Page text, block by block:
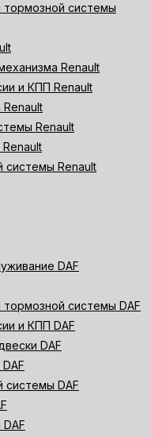
системы
Renault
и КПП Renault
Renault
системы Renault
DAF
системы DAF
и КПП DAF
DAF
системы DAF